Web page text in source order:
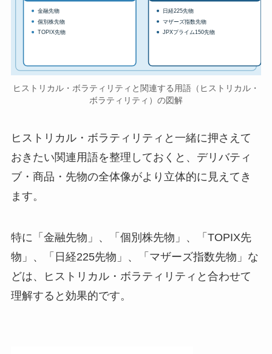
金融先物
個別株先物
TOPIX先物
日経225先物
マザーズ指数先物
JPXプライム150先物
ヒストリカル・ボラティリティと関連する用語（ヒストリカル・
ボラティリティ）の図解
ヒストリカル・ボラティリティと一緒に押さえて
おきたい関連用語を整理しておくと、デリバティ
ブ・商品・先物の全体像がより立体的に見えてき
ます。
特に「金融先物」、「個別株先物」、「TOPIX先
物」、「日経225先物」、「マザーズ指数先物」な
どは、ヒストリカル・ボラティリティと合わせて
理解すると効果的です。